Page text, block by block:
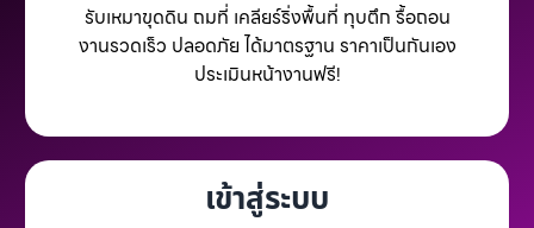
รับเหมาขุดดิน ถมที่ เคลียร์ริ่งพื้นที่ ทุบตึก รื้อถอน
งานรวดเร็ว ปลอดภัย ได้มาตรฐาน ราคาเป็นกันเอง
ประเมินหน้างานฟรี!
เข้าสู่ระบบ